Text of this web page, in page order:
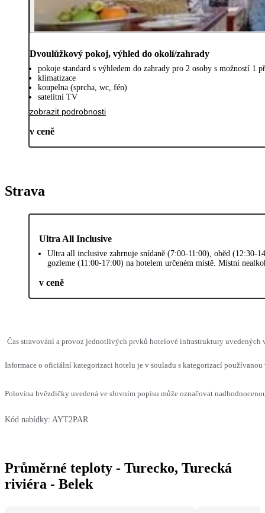
Dvoulůžkový pokoj, výhled do okolí/zahrady
pokoje standard s výhledem do zahrady pro 2 osoby s možností 1
klimatizace
koupelna (sprcha, wc, fén)
satelitní TV
zobrazit podrobnosti
v ceně
Strava
Ultra All Inclusive
Ultra all inclusive zahrnuje snídaně (7:00-11:00), oběd (12:30-
gozleme (11:00-17:00) na hotelem určeném místě. Místní
v ceně
Čas stravování a provoz jednotlivých prvků hotelové infrastruktury uvedených
Informace o oficiální kategorizaci hotelu je v souladu s kategorizací
Polovina hvězdičky uvedená ve slovním popisu může označovat
Kód nabídky: AYT2PAR
Průměrné teploty - Turecko, Turecká
riviéra - Belek